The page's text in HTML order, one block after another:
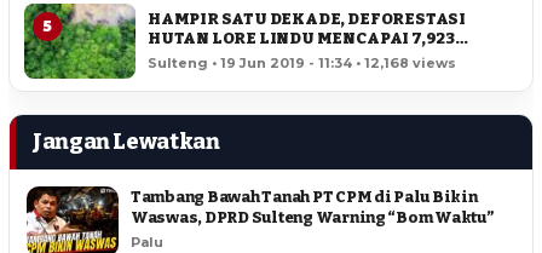
5
HAMPIR SATU DEKADE, DEFORESTASI
HUTAN LORE LINDU MENCAPAI 7,923
HEKTAR
Sulteng • 19 Jun 2019 - 11:34 • 12,168 views
Jangan Lewatkan
Tambang Bawah Tanah PT CPM di Palu Bikin
Waswas, DPRD Sulteng Warning “Bom Waktu”
Palu